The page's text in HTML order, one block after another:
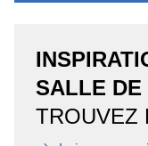
SALLE DE
TROUVEZ